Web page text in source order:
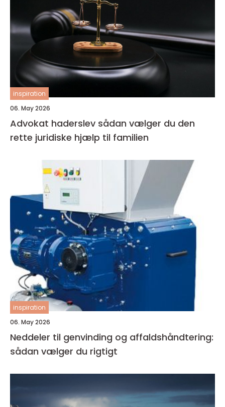
inspiration
06. May 2026
Advokat haderslev sådan vælger du den
rette juridiske hjælp til familien
inspiration
06. May 2026
Neddeler til genvinding og affaldshåndtering:
sådan vælger du rigtigt